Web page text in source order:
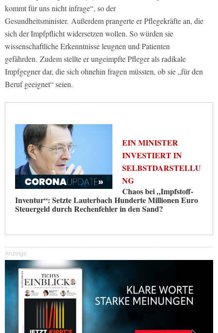
kommt für uns nicht infrage“, so der
Gesundheitsminister. Außerdem prangerte er Pflegekräfte an, die
sich der Impfpflicht widersetzen wollen. So würden sie
wissenschaftliche Erkenntnisse leugnen und Patienten
gefährden. Zudem stellte er ungeimpfte Pfleger als radikale
Impfgegner dar, die sich ohnehin fragen müssten, ob sie „für den
Beruf geeignet“ seien.
EIN MINISTER
INVESTIERT IN
SELBSTDARSTELLU
NG
Chaos bei „Impfstoff-
Inventur“: Setzte Lauterbach Hunderte Millionen Euro
Steuergeld durch Rechenfehler in den Sand?
Anzeige